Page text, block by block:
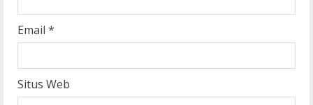
Email *
Situs Web